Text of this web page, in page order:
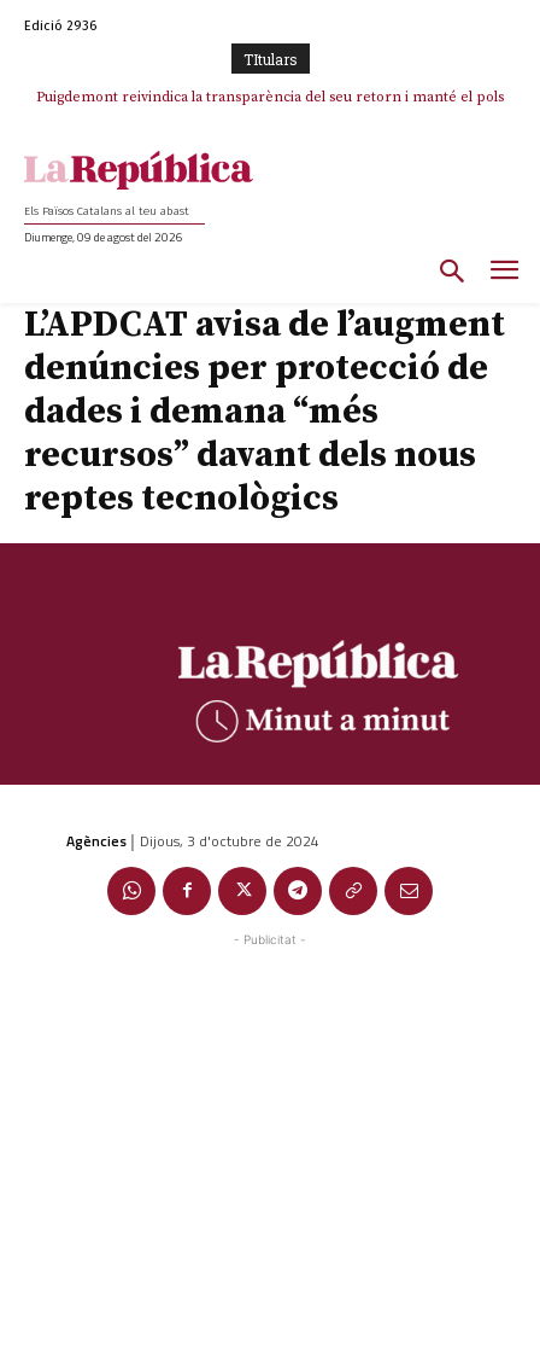
Edició 2936
TItulars
Puigdemont reivindica la transparència del seu retorn i manté el pols
Portugal acusa Espanya de provocar un “efecte crida” massiu per la seva
Els Països Catalans al teu abast
Diumenge, 09 de agost del 2026
L’APDCAT avisa de l’augment
denúncies per protecció de
dades i demana “més
recursos” davant dels nous
reptes tecnològics
Agències | Dijous, 3 d'octubre de 2024
- Publicitat -